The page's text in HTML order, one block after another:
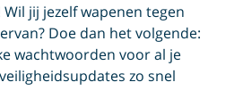
jij jezelf wapenen tegen
Doe dan het volgende:
wachtwoorden voor al je
zo snel